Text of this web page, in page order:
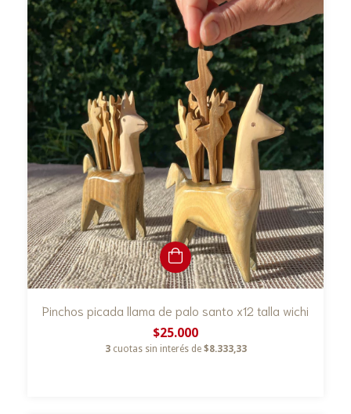
Pinchos picada llama de palo santo x12 talla wichi
$25.000
3 cuotas sin interés de $8.333,33